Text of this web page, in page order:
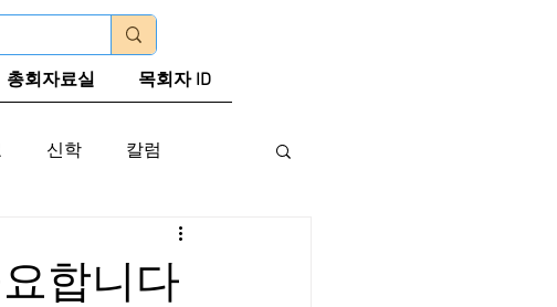
총회자료실 목회자 ID
신학 칼럼
합니다